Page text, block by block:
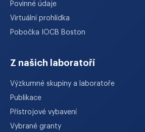
Povinné údaje
Virtuální prohlídka
Pobočka IOCB Boston
Z našich laboratoří
Výzkumné skupiny a laboratoře
Publikace
Přístrojové vybavení
Vybrané granty